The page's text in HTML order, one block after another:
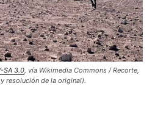
SA 3.0, vía Wikimedia Commons / Recorte,
resolución de la original).